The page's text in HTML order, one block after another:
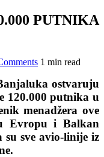
PUTNIKA
1 min read
ostvaruju
120.000 putnika u
menadžera ove
Evropu i Balkan
su sve avio-linije iz